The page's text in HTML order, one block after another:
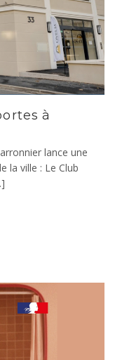
à
lance une
la ville : Le Club